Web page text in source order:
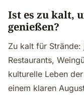
Ist es zu kalt,
genießen?
Zu kalt für
Restaurants,
kulturelle Leben
einem klaren